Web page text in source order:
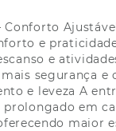
e
e
segurança
e leveza A
em
maior